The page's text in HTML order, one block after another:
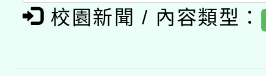
pilot」
有關大陸委員會函釋公
校園新聞 / 內容類型：